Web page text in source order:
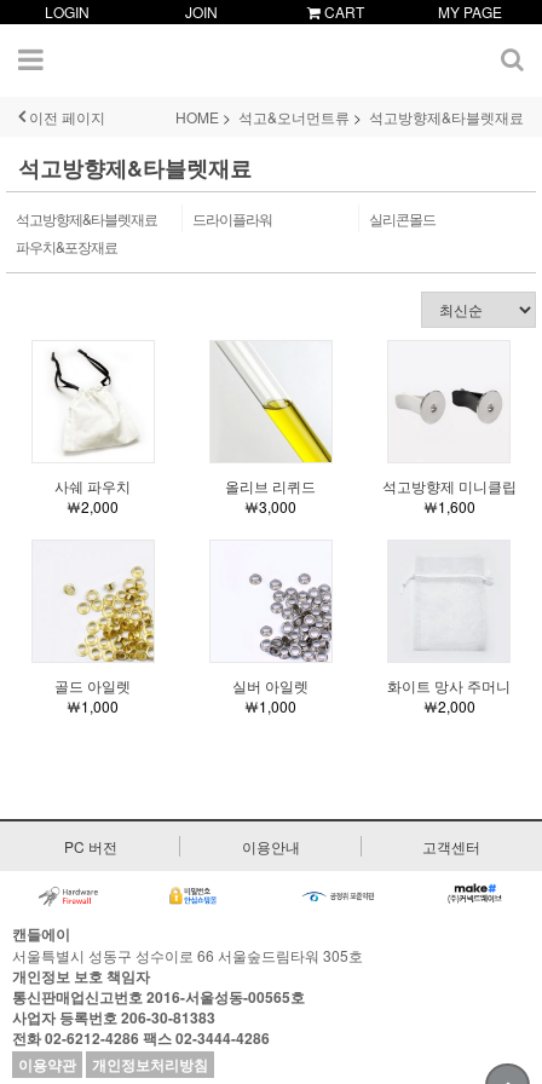
LOGIN JOIN CART MY PAGE
이전 페이지 HOME 석고&오너먼트류 석고방향제&타블렛재료
석고방향제&타블렛재료
석고방향제&타블렛재료 드라이플라워
실리콘몰드
파우치&포장재료
사쉐 파우치
￦2,000
올리브 리퀴드
￦3,000
석고방향제 미니클립
￦1,600
골드 아일렛
￦1,000
실버 아일렛
￦1,000
화이트 망사 주머니
￦2,000
PC 버전 이용안내 고객센터
캔들에이
서울특별시 성동구 성수이로 66 서울숲드림타워 305호
개인정보 보호 책임자
통신판매업신고번호2016-서울성동-00565호
사업자 등록번호206-30-81383
전화02-6212-4286팩스02-3444-4286
이용약관
개인정보처리방침